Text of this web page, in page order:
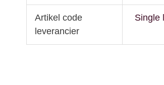
Artikel code
leverancier
Single